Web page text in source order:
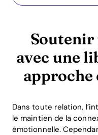
avec une
approche
Dans toute relation,
le maintien de la
émotionnelle.